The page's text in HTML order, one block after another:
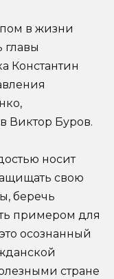
в жизни
главы
Константин
Виктор Буров.
носит
свою
беречь
примером для
осознанный
стране